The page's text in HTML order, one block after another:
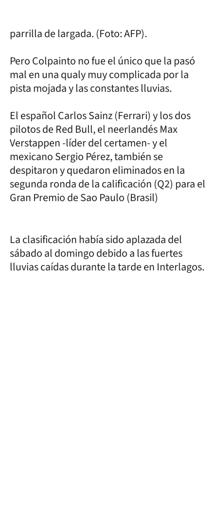
parrilla de largada. (Foto: AFP).
Pero Colpainto no fue el único que la pasó
mal en una qualy muy complicada por la
pista mojada y las constantes lluvias.
El español Carlos Sainz (Ferrari) y los dos
pilotos de Red Bull, el neerlandés Max
Verstappen -líder del certamen- y el
mexicano Sergio Pérez, también se
despitaron y quedaron eliminados en la
segunda ronda de la calificación (Q2) para el
Gran Premio de Sao Paulo (Brasil)
La clasificación había sido aplazada del
sábado al domingo debido a las fuertes
lluvias caídas durante la tarde en Interlagos.